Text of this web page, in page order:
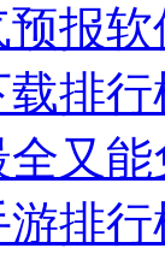
报软
排行
又
排行